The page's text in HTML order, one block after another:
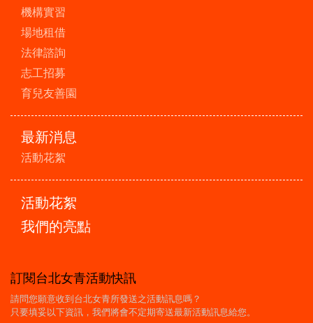
機構實習
場地租借
法律諮詢
志工招募
育兒友善園
最新消息
活動花絮
活動花絮
我們的亮點
訂閱台北女青活動快訊
請問您願意收到台北女青所發送之活動訊息嗎？
只要填妥以下資訊，我們將會不定期寄送最新活動訊息給您。